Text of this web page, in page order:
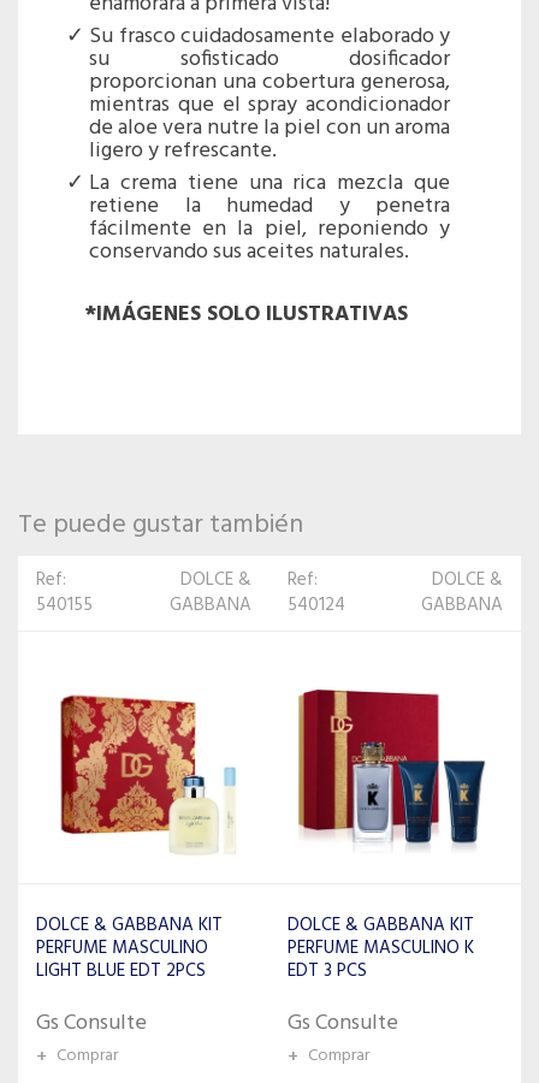
Su frasco cuidadosamente elaborado y
su sofisticado dosificador
proporcionan una cobertura generosa,
mientras que el spray acondicionador
de aloe vera nutre la piel con un aroma
ligero y refrescante.
La crema tiene una rica mezcla que
retiene la humedad y penetra
fácilmente en la piel, reponiendo y
conservando sus aceites naturales.
*IMÁGENES SOLO ILUSTRATIVAS
Te puede gustar también
Ref:
540124
DOLCE &
GABBANA
DOLCE & GABBANA KIT
PERFUME MASCULINO K
EDT 3 PCS
Gs Consulte
+ Comprar
Ref: 535601
DEAR
BODY
DEAR BODY SET 6PCS NOIR
FOR MEN 80393-1
+ Comprar